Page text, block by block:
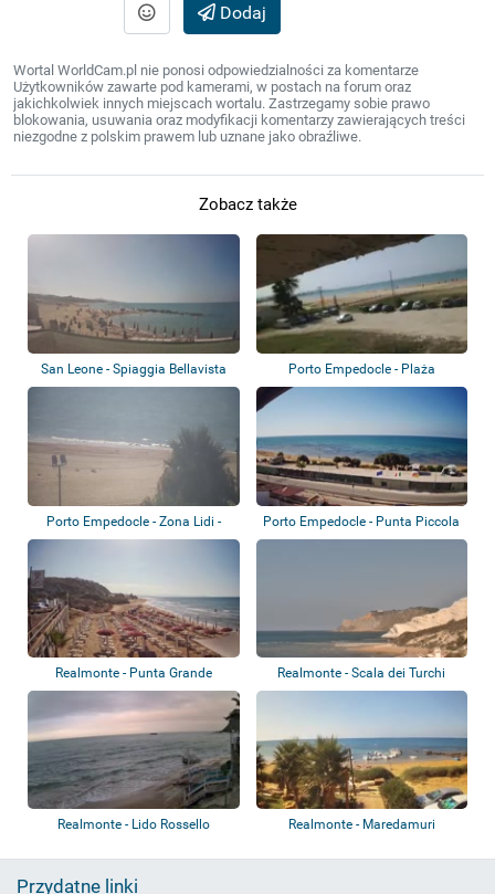
Dodaj
Wortal WorldCam.pl nie ponosi odpowiedzialności za komentarze
Użytkowników zawarte pod kamerami, w postach na forum oraz
jakichkolwiek innych miejscach wortalu. Zastrzegamy sobie prawo
blokowania, usuwania oraz modyfikacji komentarzy zawierających treści
niezgodne z polskim prawem lub uznane jako obraźliwe.
Zobacz także
San Leone - Spiaggia Bellavista
Ristobar
Porto Empedocle - Plaża
Porto Empedocle - Zona Lidi -
B&B sul Ma...
Porto Empedocle - Punta Piccola
Frontema...
Realmonte - Punta Grande Realmonte - Scala dei Turchi
Realmonte - Lido Rossello
Realmonte - Maredamuri
Przydatne linki